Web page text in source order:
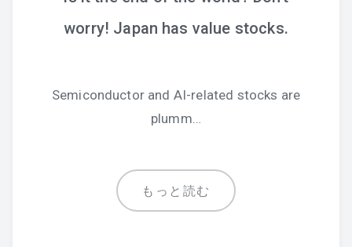
worry! Japan has value stocks.
Semiconductor and AI-related stocks are
plumm…
もっと読む